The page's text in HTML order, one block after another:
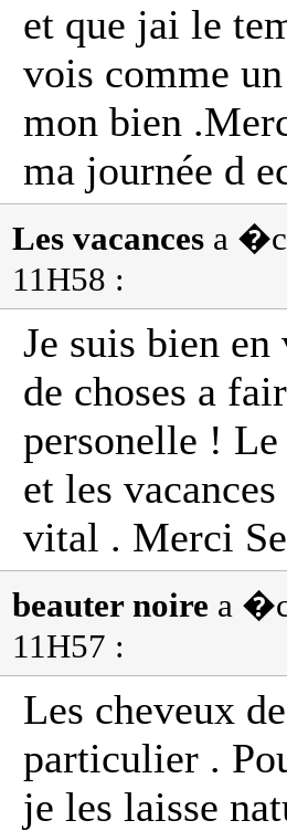
et que jai le
vois comme
mon bien
ma journée d
Les vacances a
11H58 :
Je suis bien
de choses a
personelle !
et les
vital . Merci
beauter noire a
11H57 :
Les cheveux
particulier .
je les laisse